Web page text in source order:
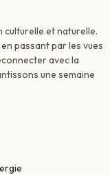
culturelle et naturelle.
passant par les vues
avec la
une semaine